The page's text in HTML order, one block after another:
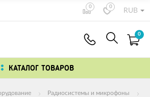
0 0
RUB
0
КАТАЛОГ ТОВАРОВ
Радиосистемы и микрофоны